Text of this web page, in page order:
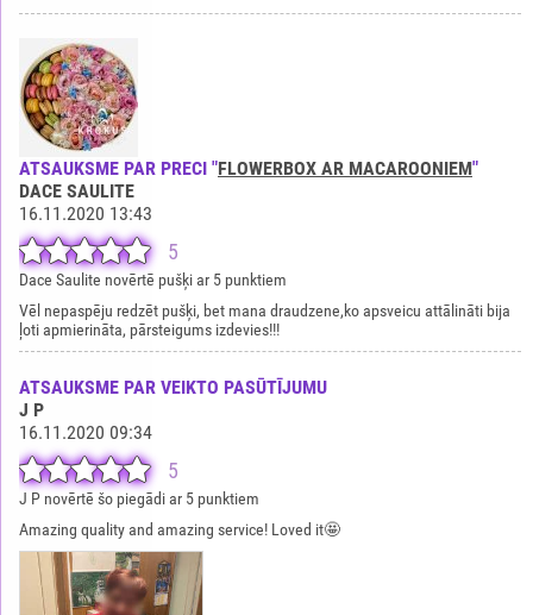
ATSAUKSME PAR PRECI "FLOWERBOX AR MACAROONIEM"
DACE SAULITE
16.11.2020 13:43
5
Dace Saulite novērtē pušķi ar 5 punktiem
Vēl nepaspēju redzēt pušķi, bet mana draudzene,ko apsveicu attālināti bija
ļoti apmierināta, pārsteigums izdevies!!!
ATSAUKSME PAR VEIKTO PASŪTĪJUMU
J P
16.11.2020 09:34
5
J P novērtē šo piegādi ar 5 punktiem
Amazing quality and amazing service! Loved it🤩